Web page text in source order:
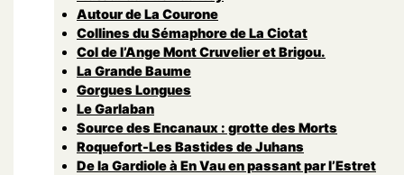
Autour de La Courone
Collines du Sémaphore de La Ciotat
Col de l’Ange Mont Cruvelier et Brigou.
La Grande Baume
Gorgues Longues
Le Garlaban
Source des Encanaux : grotte des Morts
Roquefort-Les Bastides de Juhans
De la Gardiole à En Vau en passant par l’Estret